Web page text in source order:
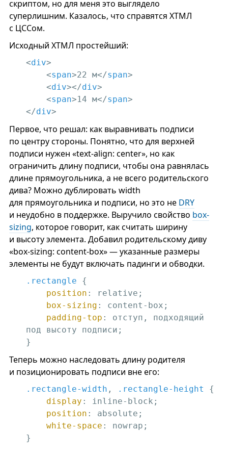
скриптом, но для меня это выглядело
суперлишним. Казалось, что справятся ХТМЛ
с ЦССом.
Исходный ХТМЛ простейший:
<div>
<span>22 м</span>
<div></div>
<span>14 м</span>
</div>
Первое, что решал: как выравнивать подписи
по центру стороны. Понятно, что для верхней
подписи нужен «text-align: center», но как
ограничить длину подписи, чтобы она равнялась
длине прямоугольника, а не всего родительского
дива? Можно дублировать width
для прямоугольника и подписи, но это не DRY
и неудобно в поддержке. Выручило свойство box-
sizing, которое говорит, как считать ширину
и высоту элемента. Добавил родительскому диву
«box-sizing: content-box» — указанные размеры
элементы не будут включать падинги и обводки.
.rectangle {
position : relative;
box-sizing : content-box;
padding-top : отступ, подходящий
под высоту подписи;
}
Теперь можно наследовать длину родителя
и позиционировать подписи вне его:
.rectangle-width , .rectangle-height {
display : inline-block;
position : absolute;
white-space : nowrap;
}